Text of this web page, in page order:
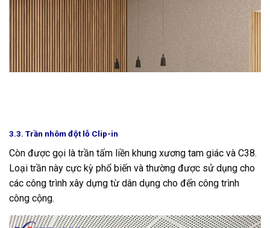
3.3. Trần nhôm đột lỗ Clip-in
Còn được gọi là trần tấm liền khung xương tam giác và C38.
Loại trần này cực kỳ phổ biến và thường được sử dụng cho
các công trình xây dựng từ dân dụng cho đến công trình
công cộng.